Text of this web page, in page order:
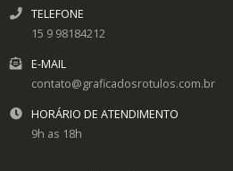
TELEFONE
15 9 98184212
E-MAIL
contato@graficadosrotulos.com.br
HORÁRIO DE ATENDIMENTO
9h as 18h